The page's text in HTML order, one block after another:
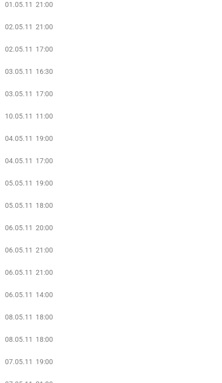
01.05.11 21:00
02.05.11 21:00
02.05.11 17:00
03.05.11 16:30
03.05.11 17:00
10.05.11 11:00
04.05.11 19:00
04.05.11 17:00
05.05.11 19:00
05.05.11 18:00
06.05.11 20:00
06.05.11 21:00
06.05.11 21:00
06.05.11 14:00
08.05.11 18:00
08.05.11 18:00
07.05.11 19:00